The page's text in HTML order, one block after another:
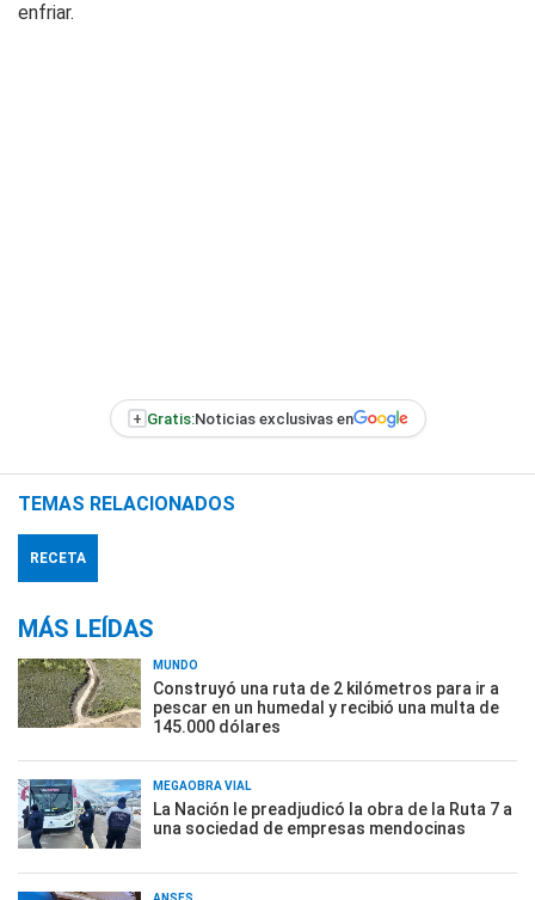
enfriar.
+ Gratis:Noticias exclusivas en
TEMAS RELACIONADOS
RECETA
MÁS LEÍDAS
MUNDO
Construyó una ruta de 2 kilómetros para ir a
pescar en un humedal y recibió una multa de
145.000 dólares
MEGAOBRA VIAL
La Nación le preadjudicó la obra de la Ruta 7 a
una sociedad de empresas mendocinas